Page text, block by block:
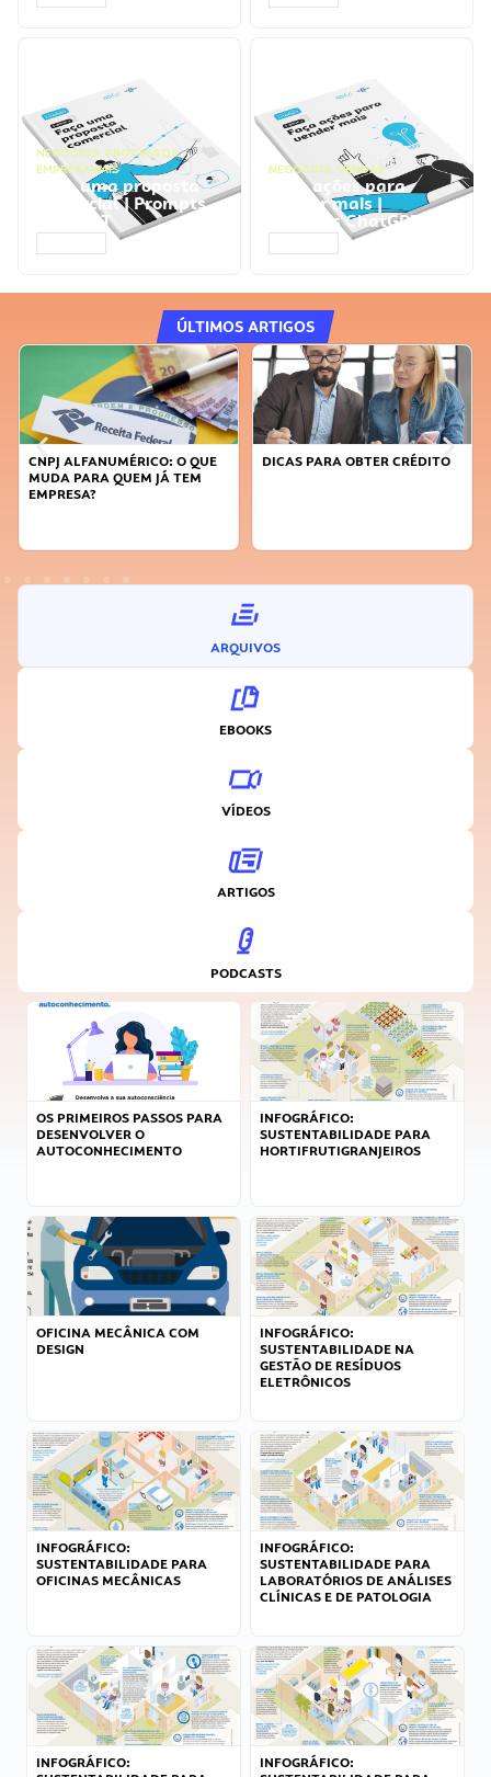
NEGÓCIOS, PROCESSOS
EMPRESARIAIS
Faça uma proposta
comercial | Prompts
ChatGPT
NEGÓCIOS, VENDAS
Faça ações para
vender mais |
Prompts ChatGPT
ÚLTIMOS ARTIGOS
O QUE
TEM
DICAS PARA OBTER CRÉDITO
FAÇA A DIFERENÇA:
ARQUIVOS
EBOOKS
VÍDEOS
ARTIGOS
PODCASTS
OS PRIMEIROS PASSOS PARA
DESENVOLVER O
AUTOCONHECIMENTO
INFOGRÁFICO:
SUSTENTABILIDADE PARA
HORTIFRUTIGRANJEIROS
OFICINA MECÂNICA COM
DESIGN
INFOGRÁFICO:
SUSTENTABILIDADE NA
GESTÃO DE RESÍDUOS
ELETRÔNICOS
INFOGRÁFICO:
SUSTENTABILIDADE PARA
OFICINAS MECÂNICAS
INFOGRÁFICO:
SUSTENTABILIDADE PARA
LABORATÓRIOS DE ANÁLISES
CLÍNICAS E DE PATOLOGIA
INFOGRÁFICO:
INFOGRÁFICO: